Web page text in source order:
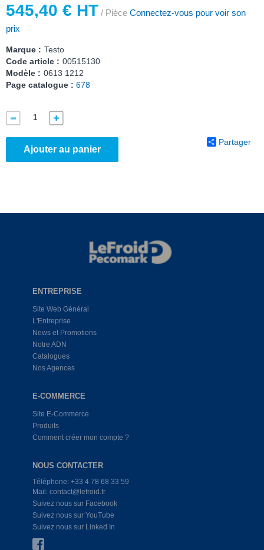
545,40 € HT / Pièce Connectez-vous pour voir son
prix
Marque : Testo
Code article : 00515130
Modèle : 0613 1212
Page catalogue : 678
Ajouter au panier
Partager
ENTREPRISE
Site Web Général
L'Entreprise
News et Promotions
Notre ADN
Catalogues
Nos Agences
E-COMMERCE
Site E-Commerce
Produits
Comment créer mon compte ?
NOUS CONTACTER
Téléphone: +33 4 78 68 33 59
Mail: contact@lefroid.fr
Suivez nous sur Facebook
Suivez nous sur YouTube
Suivez nous sur Linked In